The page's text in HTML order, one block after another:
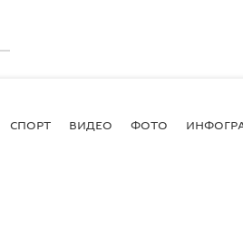
СПОРТ ВИДЕО ФОТО